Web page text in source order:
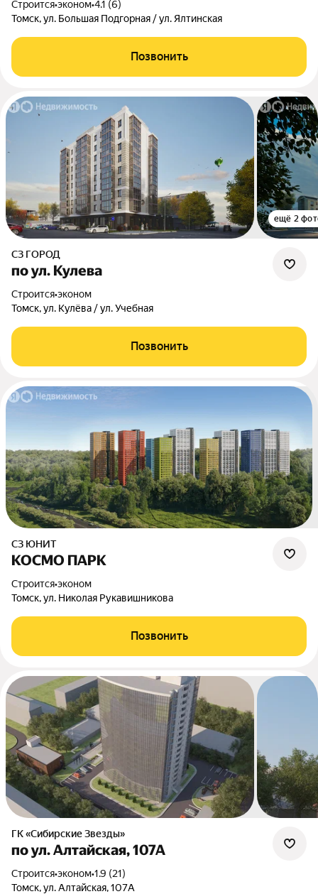
Строится•эконом•4.1 (6)
Томск, ул. Большая Подгорная / ул. Ялтинская
Позвонить
ещё 2
СЗ ГОРОД
по ул. Кулева
Строится•эконом
Томск, ул. Кулёва / ул. Учебная
Позвонить
СЗ ЮНИТ
КОСМО ПАРК
Строится•эконом
Томск, ул. Николая Рукавишникова
Позвонить
ГК «Сибирские Звезды»
по ул. Алтайская, 107А
Строится•эконом•1.9 (21)
Томск, ул. Алтайская, 107А